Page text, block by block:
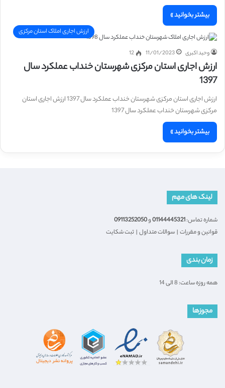
بیشتر بخوانید »
ارزش اجاری املاک استان مرکزی
وحید اکبری 11/01/2023
12
ارزش اجاری استان مرکزی شهرستان خنداب عملکرد سال
1397
ارزش اجاری استان مرکزی شهرستان خنداب عملکرد سال 1397 ارزش اجاری استان
مرکزی شهرستان خنداب عملکرد سال 1397
بیشتر بخوانید »
لینک های مهم
شماره تماس:01144445321و09113252050
قوانین و مقررات | سوالات متداول | ثبت شکایت
زمان بندی
همه روزه ساعت: 8 الی 14
مجوزها